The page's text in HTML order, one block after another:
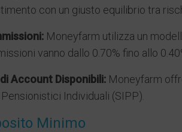
con un giusto equilibrio tra
Moneyfarm utilizza un
vanno dallo 0.70% fino allo
Account Disponibili: Moneyfarm
Individuali (SIPP).
Minimo